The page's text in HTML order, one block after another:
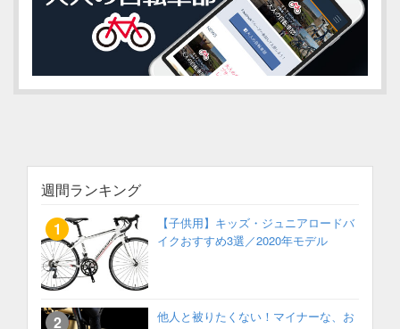
週間ランキング
【子供用】キッズ・ジュニアロードバ
イクおすすめ3選／2020年モデル
他人と被りたくない！マイナーな、お